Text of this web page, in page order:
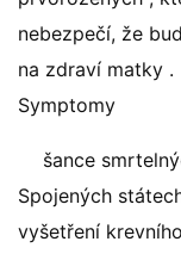
nebezpečí, že
na zdraví matky .
Symptomy
šance
Spojených
vyšetření